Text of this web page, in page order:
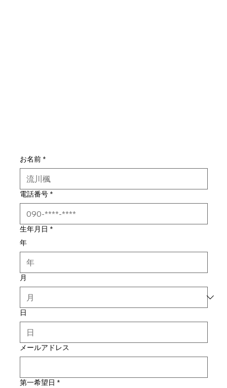
お名前 *
電話番号 *
生年月日 *
年
月
日
メールアドレス
第一希望日 *